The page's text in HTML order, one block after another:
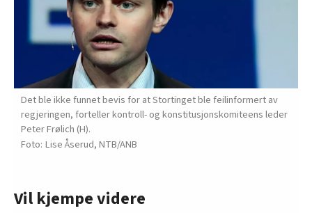
Det ble ikke funnet bevis for at Stortinget ble feilinformert av
regjeringen, forteller kontroll- og konstitusjonskomiteens leder
Peter Frølich (H).
Lise Åserud, NTB/ANB
Vil kjempe videre